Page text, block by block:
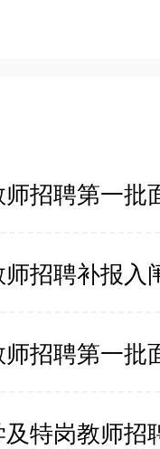
招聘补报入